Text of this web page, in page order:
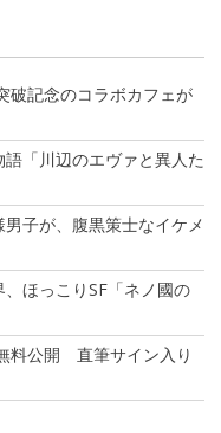
破記念のコラボカフェが
「川辺のエヴァと異人た
男子が、腹黒策士なイケメ
ほっこりSF「ネノ國の
料公開 直筆サイン入り